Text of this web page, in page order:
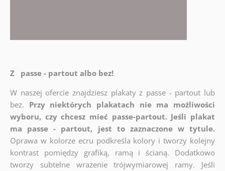
Z passe - partout albo bez!
W naszej ofercie znajdziesz plakaty z passe - partout lub
bez. Przy niektórych plakatach nie ma możliwości
wyboru, czy chcesz mieć passe-partout. Jeśli plakat
ma passe - partout, jest to zaznaczone w tytule.
Oprawa w kolorze ecru podkreśla kolory i tworzy kolejny
kontrast pomiędzy grafiką, ramą i ścianą. Dodatkowo
tworzy subtelne wrażenie trójwymiarowej ramy. Jeśli